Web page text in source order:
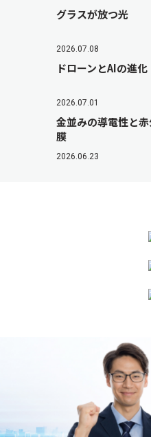
グラスが放つ光
2026.07.08
ドローンとAIの進
2026.07.01
金並みの導電性と
膜
2026.06.23